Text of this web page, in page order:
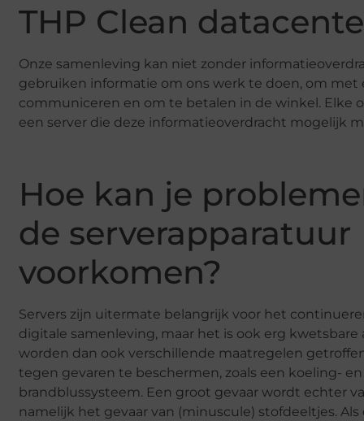
THP Clean
Onze samenleving kan niet zonder
gebruiken informatie om ons werk te doen, om met
communiceren en om te betalen in de winkel. Elke
een server die deze informatieoverdracht mogelijk
Hoe kan je
de serverapparatuur
voorkomen?
Servers zijn uitermate belangrijk voor het
digitale samenleving, maar het is ook erg kwetsbare
worden dan ook verschillende maatregelen
tegen gevaren te beschermen, zoals een koeling- en
brandblussysteem. Een groot gevaar wordt echter
namelijk het gevaar van (minuscule) stofdeeltjes. Als